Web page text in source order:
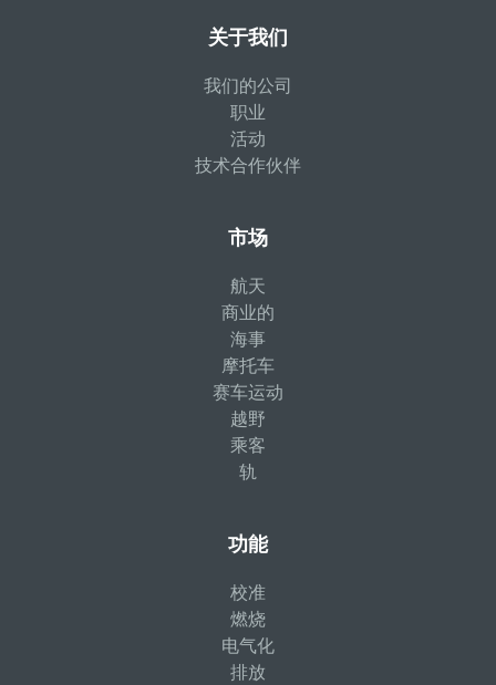
关于我们
我们的公司
职业
活动
技术合作伙伴
市场
航天
商业的
海事
摩托车
赛车运动
越野
乘客
轨
功能
校准
燃烧
电气化
排放